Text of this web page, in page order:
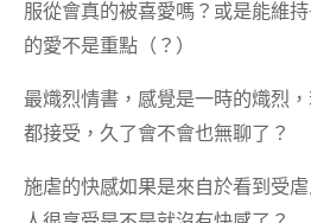
服從會真的被喜愛嗎？或是能維
的愛不是重點（？）
最熾烈情書，感覺是一時的熾烈
都接受，久了會不會也無聊了？
施虐的快感如果是來自於看到受